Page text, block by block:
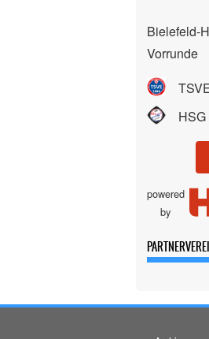
Bielefeld-
Vorrunde
powered
by